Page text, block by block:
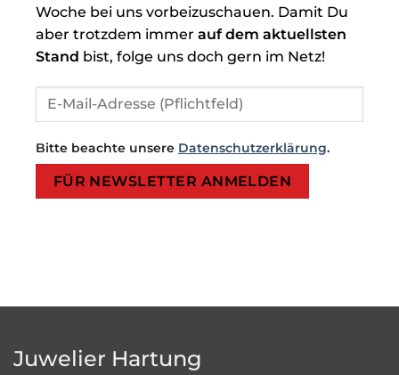
Woche bei uns vorbeizuschauen. Damit Du
aber trotzdem immer auf dem aktuellsten
Stand bist, folge uns doch gern im Netz!
Bitte beachte unsere Datenschutzerklärung.
Bitte lasse dieses Feld leer.
Bitte lasse dieses Feld leer.
Juwelier Hartung